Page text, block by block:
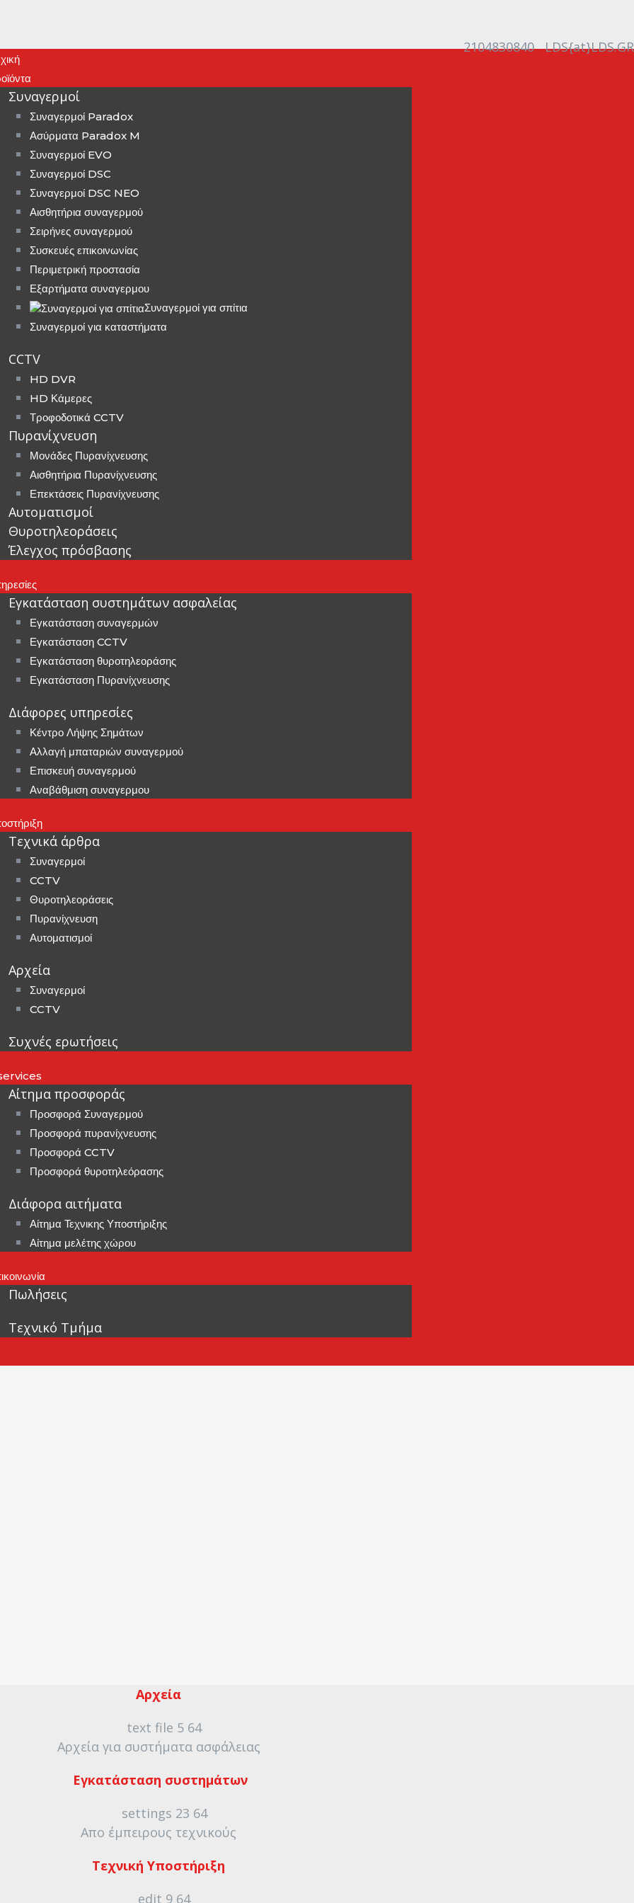
2104830840 LDS{at}LDS.GR
Συναγερμοί
Συναγερμοί Paradox
Ασύρματα Paradox M
Συναγερμοί EVO
Συναγερμοί DSC
Συναγερμοί DSC NEO
Αισθητήρια συναγερμού
Σειρήνες συναγερμού
Συσκευές επικοινωνίας
Περιμετρική προστασία
Εξαρτήματα συναγερμου
Συναγερμοί για σπίτια
Συναγερμοί για καταστήματα
CCTV
HD DVR
HD Κάμερες
Τροφοδοτικά CCTV
Πυρανίχνευση
Μονάδες Πυρανίχνευσης
Αισθητήρια Πυρανίχνευσης
Επεκτάσεις Πυρανίχνευσης
Αυτοματισμοί
Θυροτηλεοράσεις
Έλεγχος πρόσβασης
Εγκατάσταση συστημάτων ασφαλείας
Εγκατάσταση συναγερμών
Εγκατάσταση CCTV
Εγκατάσταση θυροτηλεοράσης
Εγκατάσταση Πυρανίχνευσης
Διάφορες υπηρεσίες
Κέντρο Λήψης Σημάτων
Αλλαγή μπαταριών συναγερμού
Επισκευή συναγερμού
Αναβάθμιση συναγερμου
Τεχνικά άρθρα
Συναγερμοί
CCTV
Θυροτηλεοράσεις
Πυρανίχνευση
Αυτοματισμοί
Αρχεία
Συναγερμοί
CCTV
Συχνές ερωτήσεις
Αίτημα προσφοράς
Προσφορά Συναγερμού
Προσφορά πυρανίχνευσης
Προσφορά CCTV
Προσφορά θυροτηλεόρασης
Διάφορα αιτήματα
Αίτημα Τεχνικης Υποστήριξης
Αίτημα μελέτης χώρου
Πωλήσεις
Τεχνικό Τμήμα
Αρχεία
Αρχεία για συστήματα ασφάλειας
Εγκατάσταση συστημάτων
Απο έμπειρους τεχνικούς
Τεχνική Υποστήριξη